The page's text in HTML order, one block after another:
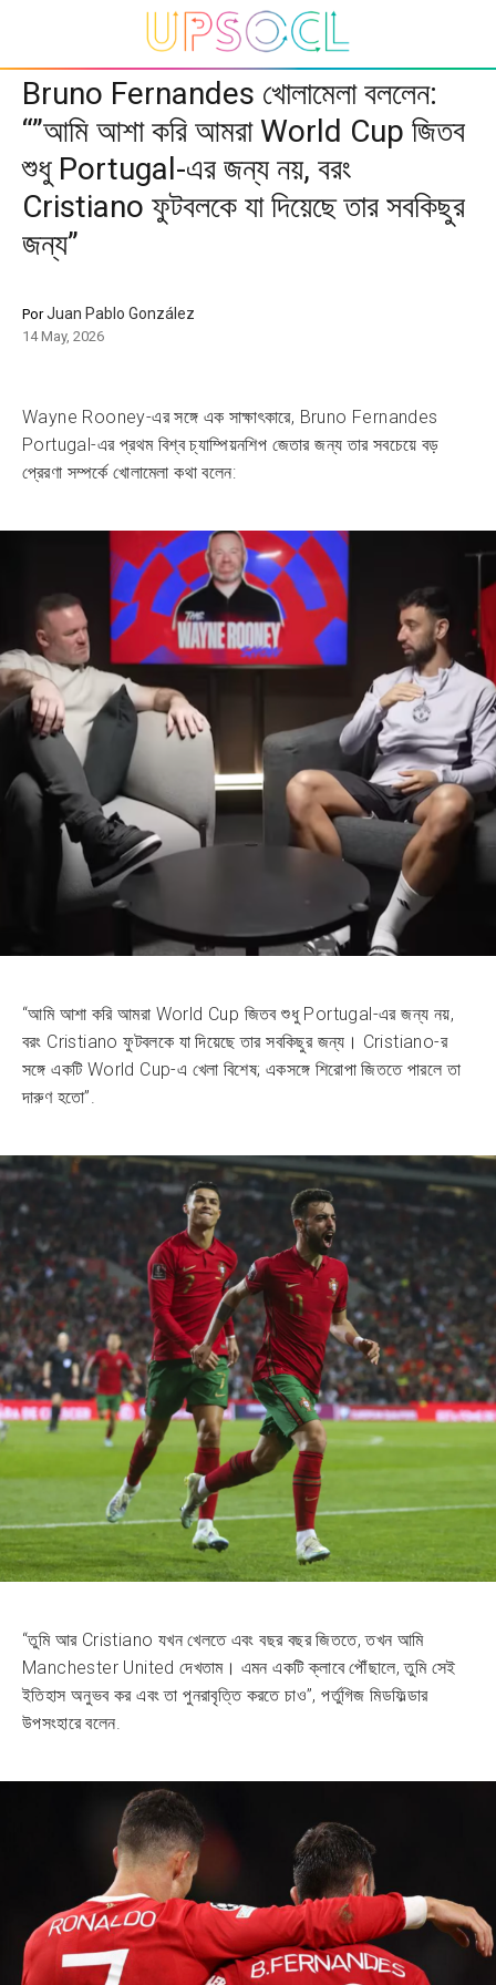
Bruno Fernandes খোলামেলা বললেন:
“”আমি আশা করি আমরা World Cup জিতব
শুধু Portugal-এর জন্য নয়, বরং
Cristiano ফুটবলকে যা দিয়েছে তার সবকিছুর
জন্য”
PorJuan Pablo González
14 May, 2026
Wayne Rooney-এর সঙ্গে এক সাক্ষাৎকারে, Bruno Fernandes
Portugal-এর প্রথম বিশ্ব চ্যাম্পিয়নশিপ জেতার জন্য তার সবচেয়ে বড়
প্রেরণা সম্পর্কে খোলামেলা কথা বলেন:
“আমি আশা করি আমরা World Cup জিতব শুধু Portugal-এর জন্য নয়,
বরং Cristiano ফুটবলকে যা দিয়েছে তার সবকিছুর জন্য। Cristiano-র
সঙ্গে একটি World Cup-এ খেলা বিশেষ; একসঙ্গে শিরোপা জিততে পারলে তা
দারুণ হতো”.
“তুমি আর Cristiano যখন খেলতে এবং বছর বছর জিততে, তখন আমি
Manchester United দেখতাম। এমন একটি ক্লাবে পৌঁছালে, তুমি সেই
ইতিহাস অনুভব কর এবং তা পুনরাবৃত্তি করতে চাও”, পর্তুগিজ মিডফিল্ডার
উপসংহারে বলেন.